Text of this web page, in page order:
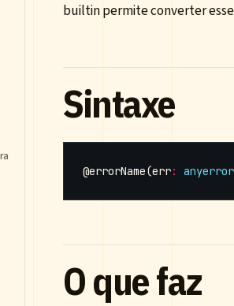
builtin permite converter
Sintaxe
@errorName(err: anyerror
O que faz